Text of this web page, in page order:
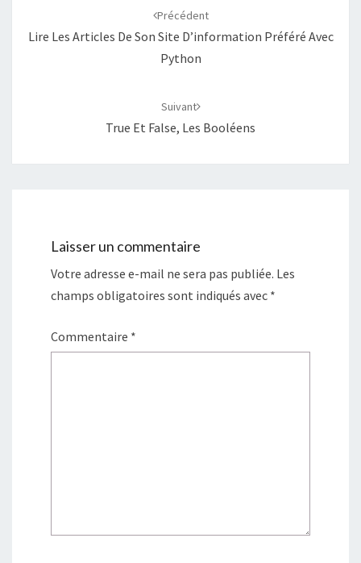
Précédent
Lire Les Articles De Son Site D’information Préféré Avec
Python
Suivant
True Et False, Les Booléens
Laisser un commentaire
Votre adresse e-mail ne sera pas publiée. Les
champs obligatoires sont indiqués avec *
Commentaire *